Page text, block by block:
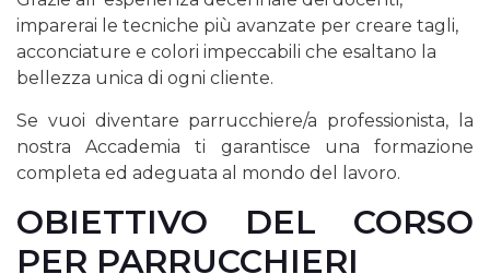
imparerai le tecniche più avanzate per creare tagli,
acconciature e colori impeccabili che esaltano la
bellezza unica di ogni cliente.
Se vuoi diventare parrucchiere/a professionista, la
nostra Accademia ti garantisce una formazione
completa ed adeguata al mondo del lavoro.
OBIETTIVO DEL CORSO
PER PARRUCCHIERI